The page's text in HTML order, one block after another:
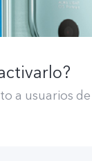
a usuarios de